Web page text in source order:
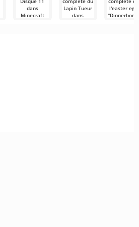
dans
Minecraft
Lapin Tueur
dans
l'easter egg